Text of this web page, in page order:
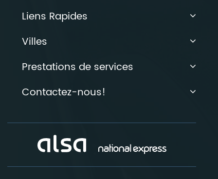
Liens Rapides
Villes
Prestations de services
Contactez-nous!